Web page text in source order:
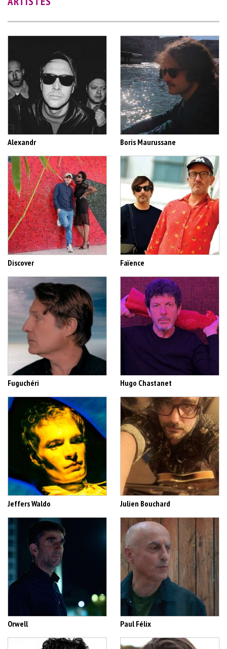
Alexandr Boris Maurussane
Discover Faïence
Fuguchéri Hugo Chastanet
Jeffers Waldo Julien Bouchard
Orwell Paul Félix